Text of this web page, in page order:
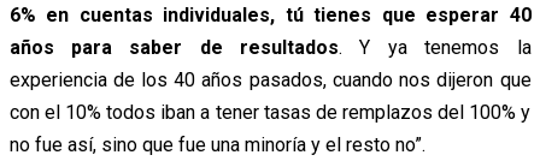
6% en cuentas individuales, tú tienes que esperar 40
años para saber de resultados. Y ya tenemos la
experiencia de los 40 años pasados, cuando nos dijeron que
con el 10% todos iban a tener tasas de remplazos del 100% y
no fue así, sino que fue una minoría y el resto no”.